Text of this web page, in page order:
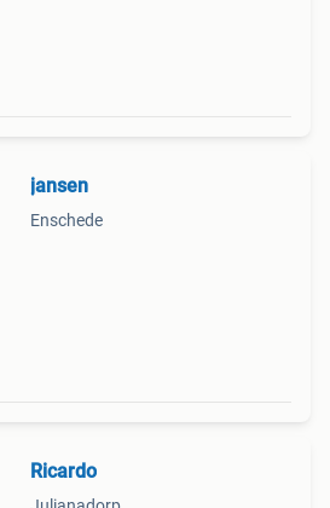
jansen
Enschede
Ricardo